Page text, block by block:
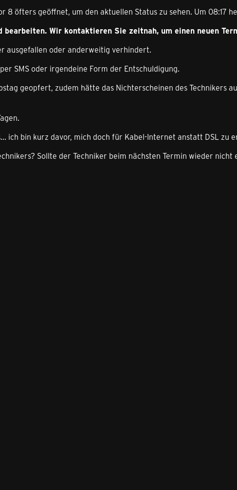
8 öfters geöffnet, um den aktuellen Status zu sehen. Um 08:17
Wir kontaktieren Sie zeitnah, um einen neuen
ausgefallen oder anderweitig verhindert.
SMS oder irgendeine Form der Entschuldigung.
geopfert, zudem hätte das Nichterscheinen des Technikers
ich bin kurz davor, mich doch für Kabel-Internet anstatt DSL zu
Sollte der Techniker beim nächsten Termin wieder